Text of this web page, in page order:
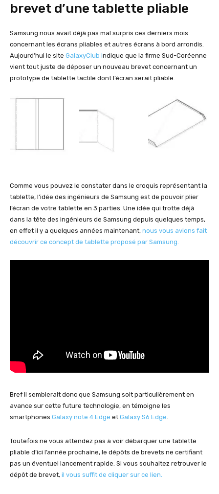
brevet d’une tablette pliable
Samsung nous avait déjà pas mal surpris ces derniers mois
concernant les écrans pliables et autres écrans à bord arrondis.
Aujourd’hui le site GalaxyClub indique que la firme Sud-Coréenne
vient tout juste de déposer un nouveau brevet concernant un
prototype de tablette tactile dont l’écran serait pliable.
Comme vous pouvez le constater dans le croquis représentant la
tablette, l’idée des ingénieurs de Samsung est de pouvoir plier
l’écran de votre tablette en 3 parties. Une idée qui trotte déjà
dans la tête des ingénieurs de Samsung depuis quelques temps,
en effet il y a quelques années maintenant, nous vous avions fait
découvrir ce concept de tablette proposé par Samsung.
Bref il semblerait donc que Samsung soit particulièrement en
avance sur cette future technologie, en témoigne les
smartphones Galaxy note 4 Edge et Galaxy S6 Edge
Toutefois ne vous attendez pas à voir débarquer une tablette
pliable d’ici l’année prochaine, le dépôts de brevets ne certifiant
pas un éventuel lancement rapide. Si vous souhaitez retrouver le
dépôt de brevet, il vous suffit de cliquer sur ce lien.